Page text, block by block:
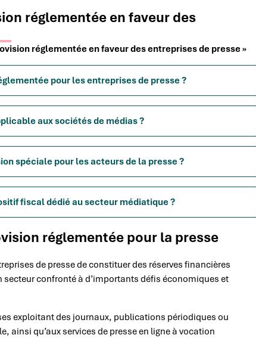
réglementée en faveur des
réglementée en faveur des entreprises de presse »
pour les entreprises de presse ?
aux sociétés de médias ?
spéciale pour les acteurs de la presse ?
fiscal dédié au secteur médiatique ?
réglementée pour la presse
de presse de constituer des réserves financières
confronté à d’importants défis économiques et
exploitant des journaux, publications périodiques ou
ainsi qu’aux services de presse en ligne à vocation